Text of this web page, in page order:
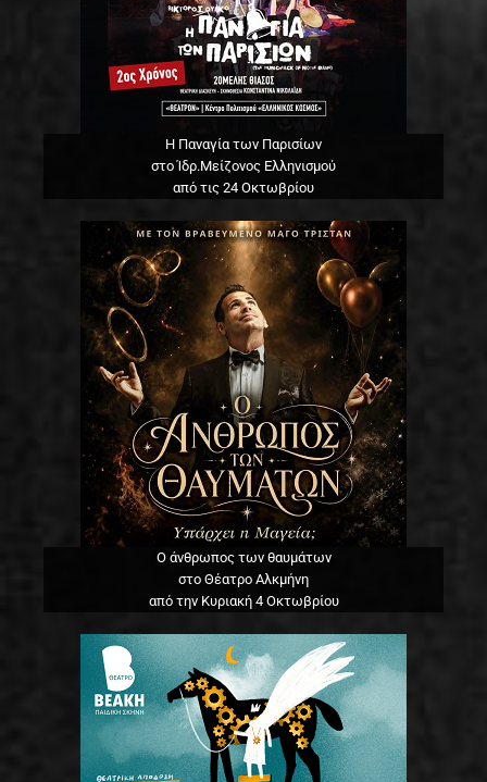
Η Παναγία των Παρισίων
στο Ίδρ.Μείζονος Ελληνισμού
από τις 24 Οκτωβρίου
Ο άνθρωπος των θαυμάτων
στο Θέατρο Αλκμήνη
από την Κυριακή 4 Οκτωβρίου